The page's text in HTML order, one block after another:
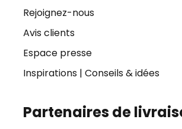
Rejoignez-nous
Avis clients
Espace presse
Inspirations| Conseils & idées
Partenaires de